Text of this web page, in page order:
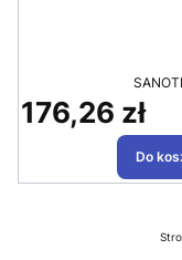
Cena
176,26 zł
Do